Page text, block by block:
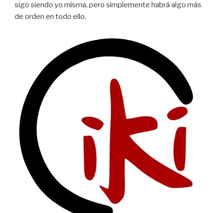
sigo siendo yo misma, pero simplemente habrá algo más
de orden en todo ello.